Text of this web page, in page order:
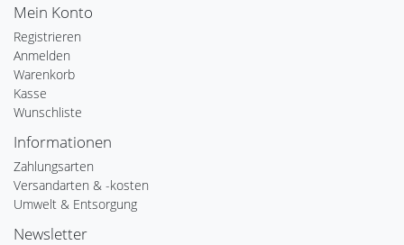
Mein Konto
Registrieren
Anmelden
Warenkorb
Kasse
Wunschliste
Informationen
Zahlungsarten
Versandarten & -kosten
Umwelt & Entsorgung
Newsletter